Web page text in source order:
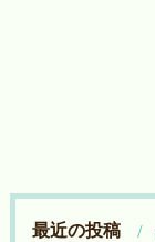
最近の投稿